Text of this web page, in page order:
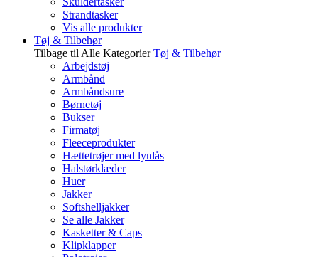
Strandtasker
Vis alle produkter
Tøj & Tilbehør
Tilbage til Alle Kategorier Tøj & Tilbehør
Arbejdstøj
Armbånd
Armbåndsure
Børnetøj
Bukser
Firmatøj
Fleeceprodukter
Hættetrøjer med lynlås
Halstørklæder
Huer
Jakker
Softshelljakker
Se alle Jakker
Kasketter & Caps
Klipklapper